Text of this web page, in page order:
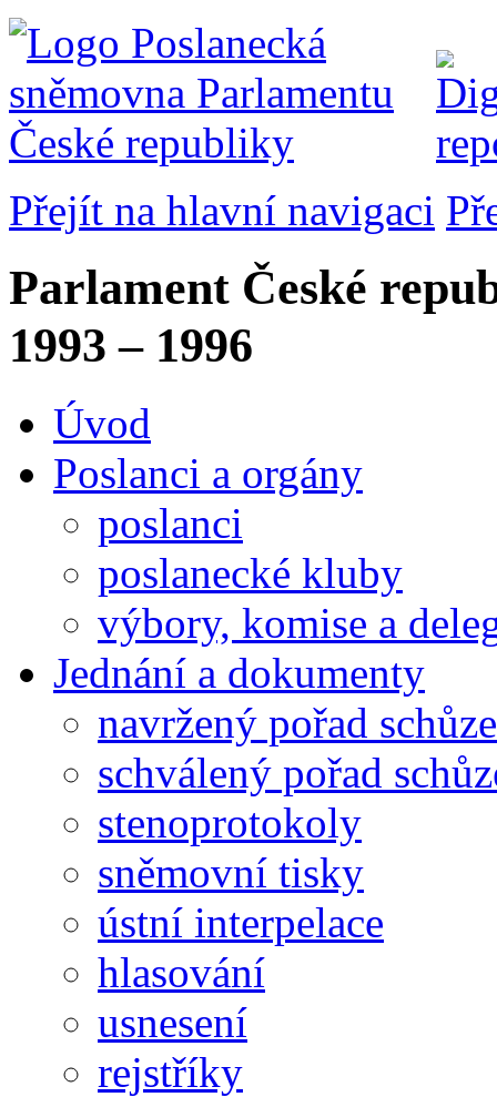
Přejít na hlavní navigaci
Parlament České
1993 – 1996
Úvod
Poslanci a orgány
poslanci
poslanecké kluby
výbory, komise a
Jednání a dokumenty
navržený pořad schůze
schválený pořad
stenoprotokoly
sněmovní tisky
ústní interpelace
hlasování
usnesení
rejstříky